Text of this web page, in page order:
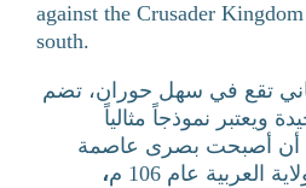
against the Crusader
south.
تقع في سهل حوران، تضم
ويعتبر نموذجاً مثالياً
أن أصبحت بصرى عاصمة
العربية عام 106 م
،